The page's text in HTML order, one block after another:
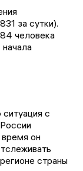
за сутки).
человека
с
он
страны